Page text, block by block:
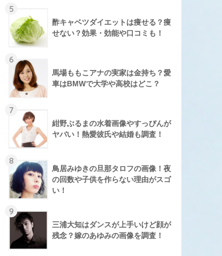
5
酢キャベツダイエットは痩せる？痩
せない？効果・効能や口コミも！
6
馬場ももこアナの実家は金持ち？愛
車はBMWで大学や高校はどこ？
7
紺野ぶるまの水着画像やすっぴんが
ヤバい！熱愛彼氏や結婚も調査！
8
鳥居みゆきの旦那タロフの画像！夜
の回数や子供を作らない理由がスゴ
い！
9
三浦大知はダンスが上手いけど顔が
残念？嫁のあゆみの画像を調査！